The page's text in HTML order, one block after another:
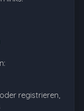
registrieren,